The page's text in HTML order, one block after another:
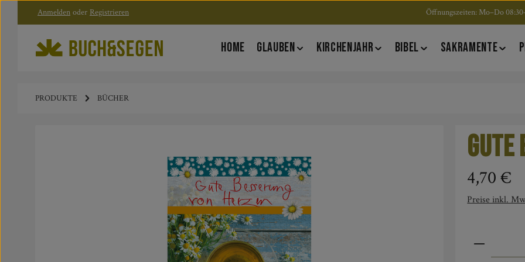
Zum Hauptinhalt springen
Zur Hauptnavigation springen
Anmelden oder Registrieren Öffnungszeiten: Mo–Do
HOME GLAUBEN KIRCHENJAHR BIBEL SAKRAMENTE
PRODUKTE BÜCHER
Gute
Regulärer
4,70 €
Preise inkl.
Produkt